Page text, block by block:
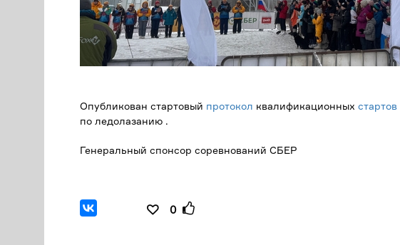
Опубликован стартовый протокол квалификационных стартов
по ледолазанию .
Генеральный спонсор соревнований СБЕР
0